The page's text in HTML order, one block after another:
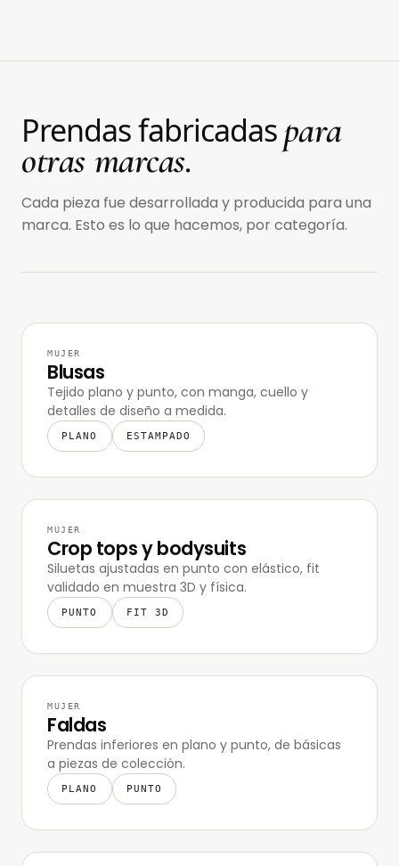
Prendas fabricadaspara
otras marcas.
Cada pieza fue desarrollada y producida para una
marca. Esto es lo que hacemos, por categoría.
MUJER
Blusas
Tejido plano y punto, con manga, cuello y
detalles de diseño a medida.
PLANO ESTAMPADO
MUJER
Crop tops y bodysuits
Siluetas ajustadas en punto con elástico, fit
validado en muestra 3D y física.
PUNTO FIT 3D
MUJER
Faldas
Prendas inferiores en plano y punto, de básicas
a piezas de colección.
PLANO PUNTO